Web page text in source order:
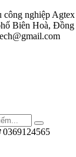
nghiệp
Biên Hoà, Đồng
0369124565